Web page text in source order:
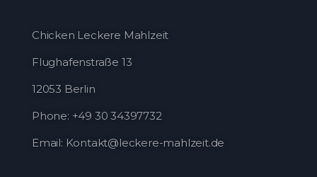
Chicken Leckere Mahlzeit
Flughafenstraße 13
12053 Berlin
Phone: +49 30 34397732
Email: Kontakt@leckere-mahlzeit.de